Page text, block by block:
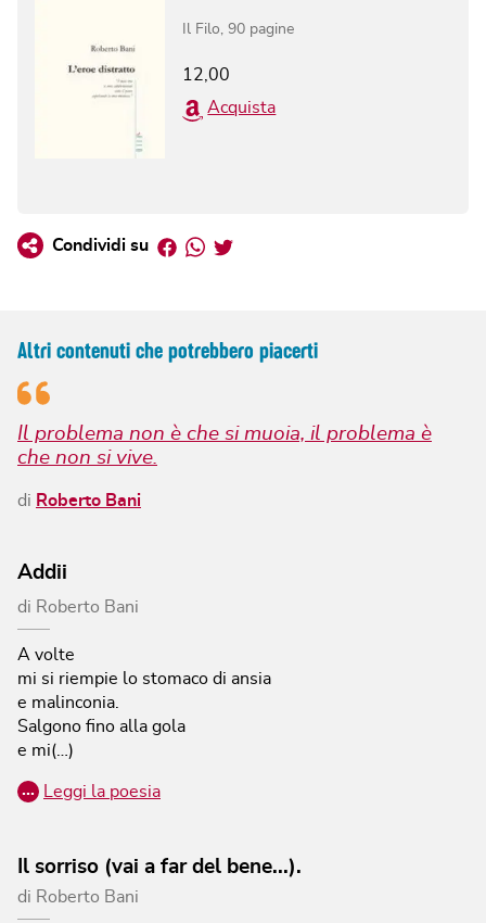
Il Filo 90 pagine
12,00
Acquista
Condividi su Facebook
Whatsapp
Twitter
Altri contenuti che potrebbero piacerti
Il problema non è che si muoia, il problema è
che non si vive.
di Roberto Bani
Addii
di Roberto Bani
A volte
mi si riempie lo stomaco di ansia
e malinconia.
Salgono fino alla gola
e mi(…)
… Leggi la poesia
Il sorriso (vai a far del bene...).
di Roberto Bani